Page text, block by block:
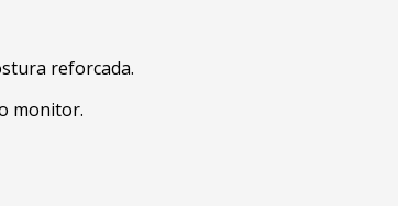
reforcada.
monitor.